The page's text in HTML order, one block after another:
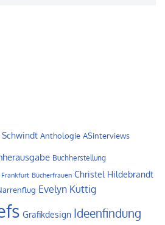
Anthologie ASinterviews
Buchherstellung
Frankfurt Bücherfrauen Christel Hildebrandt
Evelyn Kuttig
Grafikdesign Ideenfindung